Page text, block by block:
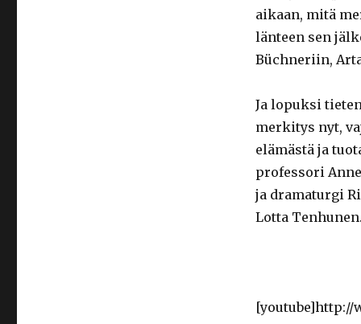
aikaan, mitä
länteen sen
Büchneriin,
Ja lopuksi
merkitys nyt,
elämästä ja
professori
ja dramaturgi
Lotta Tenhunen.
[youtube]http://